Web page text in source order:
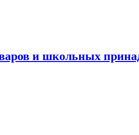
и школьных